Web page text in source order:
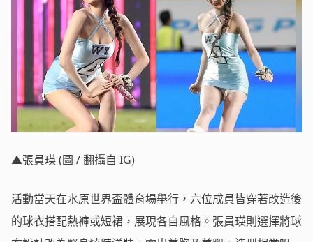
▲張員瑛 (圖 / 翻攝自 IG)
活動當天在水原世界盃體育場舉行，六位成員皆穿著改造後
的球衣搭配熱褲或短裙，展現各自風格。張員瑛則選擇將球